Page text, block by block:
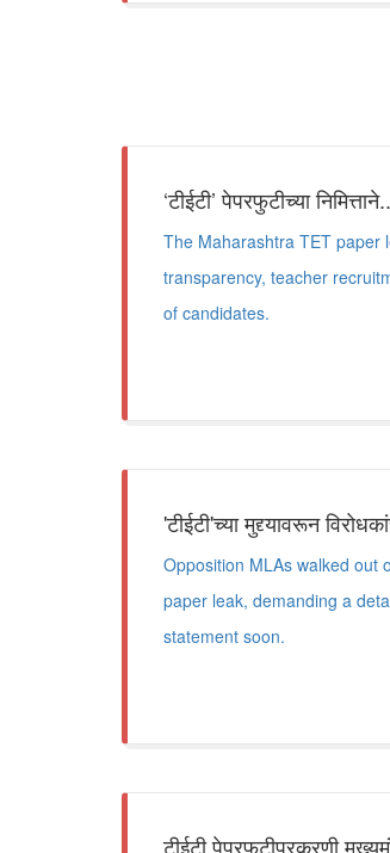
‘टीईटी’ पेपरफुटीच्या
The Maharashtra TET paper
transparency, teacher
of candidates.
'टीईटी'च्या मुद्द्यावरून
Opposition MLAs walked out
paper leak, demanding a
statement soon.
टीईटी पेपरफुटीप्रकरणी